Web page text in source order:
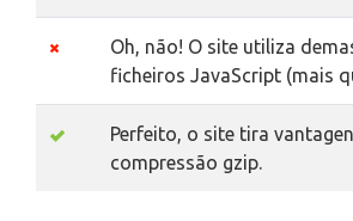
Oh, não! O site utiliza
ficheiros JavaScript (mais
Perfeito, o site tira
compressão gzip.